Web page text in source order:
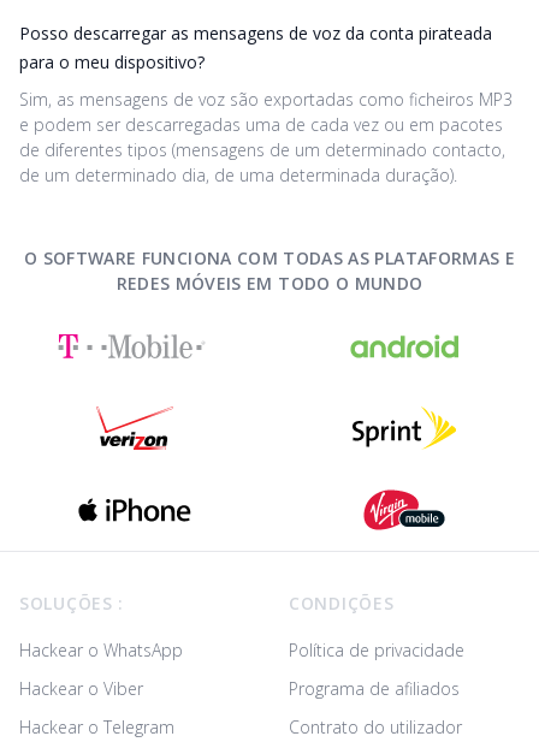
Posso descarregar as mensagens de voz da conta pirateada
para o meu dispositivo?
Sim, as mensagens de voz são exportadas como ficheiros MP3
e podem ser descarregadas uma de cada vez ou em pacotes
de diferentes tipos (mensagens de um determinado contacto,
de um determinado dia, de uma determinada duração).
O SOFTWARE FUNCIONA COM TODAS AS PLATAFORMAS E
REDES MÓVEIS EM TODO O MUNDO
SOLUÇÕES :
Hackear o WhatsApp
Hackear o Viber
Hackear o Telegram
CONDIÇÕES
Política de privacidade
Programa de afiliados
Contrato do utilizador